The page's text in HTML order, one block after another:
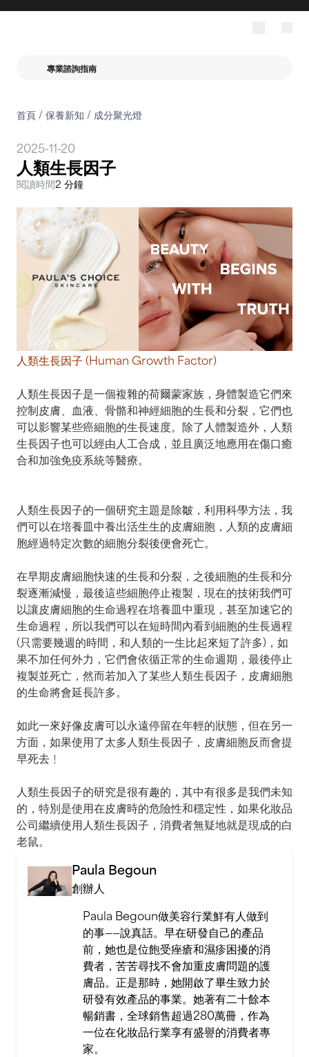
專業諮詢指南
首頁/ 保養新知 / 成分聚光燈
2025-11-20
人類生長因子
閱讀時間2 分鐘
人類生長因子 (Human Growth Factor)
人類生長因子是一個複雜的荷爾蒙家族，身體製造它們來
控制皮膚、血液、骨骼和神經細胞的生長和分裂，它們也
可以影響某些癌細胞的生長速度。除了人體製造外，人類
生長因子也可以經由人工合成，並且廣泛地應用在傷口癒
合和加強免疫系統等醫療。
人類生長因子的一個研究主題是除皺，利用科學方法，我
們可以在培養皿中養出活生生的皮膚細胞，人類的皮膚細
胞經過特定次數的細胞分裂後便會死亡。
在早期皮膚細胞快速的生長和分裂，之後細胞的生長和分
裂逐漸減慢，最後這些細胞停止複製，現在的技術我們可
以讓皮膚細胞的生命過程在培養皿中重現，甚至加速它的
生命過程，所以我們可以在短時間內看到細胞的生長過程
(只需要幾週的時間，和人類的一生比起來短了許多)，如
果不加任何外力，它們會依循正常的生命週期，最後停止
複製並死亡，然而若加入了某些人類生長因子，皮膚細胞
的生命將會延長許多。
如此一來好像皮膚可以永遠停留在年輕的狀態，但在另一
方面，如果使用了太多人類生長因子，皮膚細胞反而會提
早死去﹗
人類生長因子的研究是很有趣的，其中有很多是我們未知
的，特別是使用在皮膚時的危險性和穩定性，如果化妝品
公司繼續使用人類生長因子，消費者無疑地就是現成的白
老鼠。
Paula Begoun
創辦人
Paula Begoun做美容行業鮮有人做到
的事——說真話。早在研發自己的產品
前，她也是位飽受痤瘡和濕疹困擾的消
費者，苦苦尋找不會加重皮膚問題的護
膚品。正是那時，她開啟了畢生致力於
研發有效產品的事業。她著有二十餘本
暢銷書，全球銷售超過280萬冊，作為
一位在化妝品行業享有盛譽的消費者專
家。